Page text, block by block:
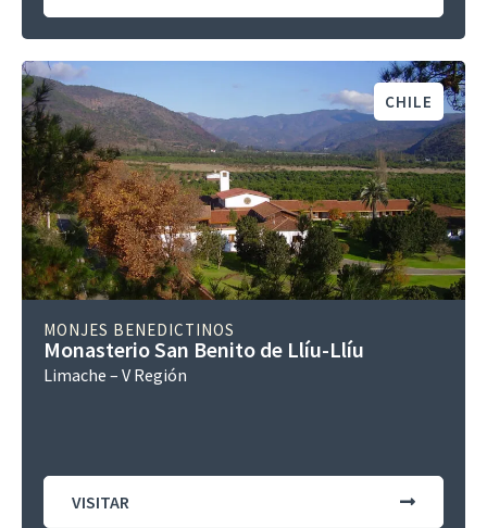
CHILE
MONJES BENEDICTINOS
Monasterio San Benito de Llíu-Llíu
Limache – V Región
VISITAR